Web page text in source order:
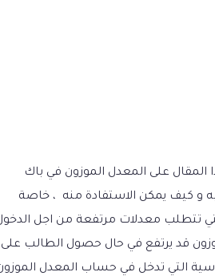
على المعدل الموزون في باك
و كيف يمكن الاستفادة منه ، خاصة
تتطلب معدلات مرتفعة من اجل
قد يرتفع في حال حصول الطالب على
التي تدخل في حساب المعدل